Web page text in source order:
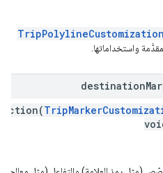
واستخداماتها.
destination